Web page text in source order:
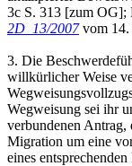
3c S. 313 [zum OG];
2D_13/2007vom 14.
3. Die
willkürlicher Weise
Wegweisung sei ihr
verbundenen Antrag,
Migration um eine
eines